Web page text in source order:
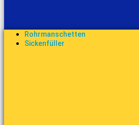
Rohrmanschetten
Sickenfüller